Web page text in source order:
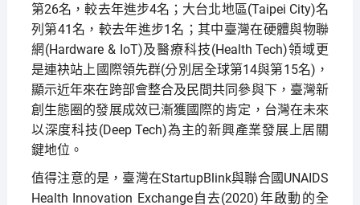
第26名，較去年進步4名；大台北地區(Taipei City)名
列第41名，較去年進步1名；其中臺灣在硬體與物聯
網(Hardware & IoT)及醫療科技(Health Tech)領域更
是連袂站上國際領先群(分別居全球第14與第15名)，
顯示近年來在跨部會整合及民間共同參與下，臺灣新
創生態圈的發展成效已漸獲國際的肯定，台灣在未來
以深度科技(Deep Tech)為主的新興產業發展上居關
鍵地位。
值得注意的是，臺灣在StartupBlink與聯合國UNAIDS
Health Innovation Exchange自去(2020)年啟動的全